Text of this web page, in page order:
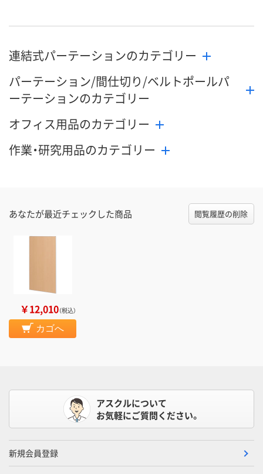
連結式パーテーションのカテゴリー
パーテーション/間仕切り/ベルトポールパ
ーテーションのカテゴリー
オフィス用品のカテゴリー
作業・研究用品のカテゴリー
あなたが最近チェックした商品 閲覧履歴の削除
￥12,010（税込）
カゴへ
アスクルについて
お気軽にご質問ください。
新規会員登録